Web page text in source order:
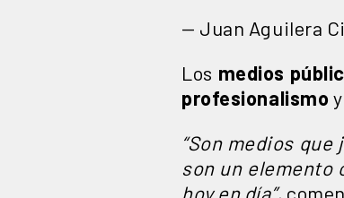
— Juan Aguilera
Los medios
profesionalismo
“Son medios
son un elemento
hoy en día”,